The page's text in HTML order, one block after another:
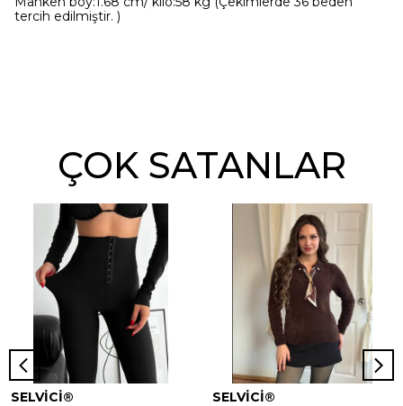
tercih edilmiştir. )
ÇOK SATANLAR
SELVİCİ® SELVİCİ®